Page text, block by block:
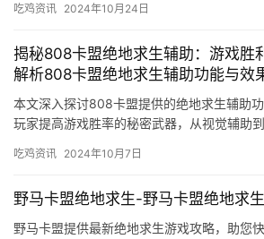
吃鸡资讯 2024年10月24日
揭秘808卡盟绝地求生辅助：游戏胜
解析808卡盟绝地求生辅助功能与效
本文深入探讨808卡盟提供的绝地求生辅助
玩家提高游戏胜率的秘密武器，从视觉辅助
吃鸡资讯 2024年10月7日
野马卡盟绝地求生-野马卡盟绝地求
野马卡盟提供最新绝地求生游戏攻略，助您